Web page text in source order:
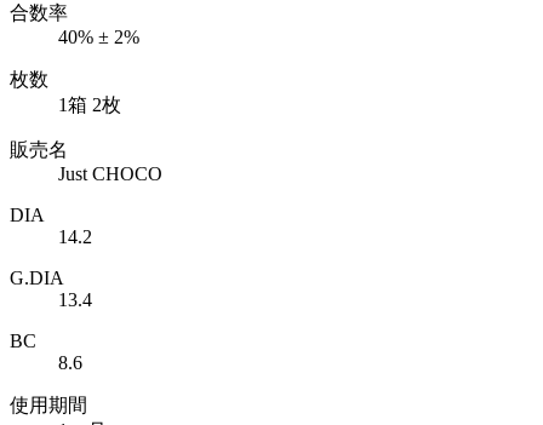
合数率
40% ± 2%
枚数
1箱 2枚
販売名
Just CHOCO
DIA
14.2
G.DIA
13.4
BC
8.6
使用期間